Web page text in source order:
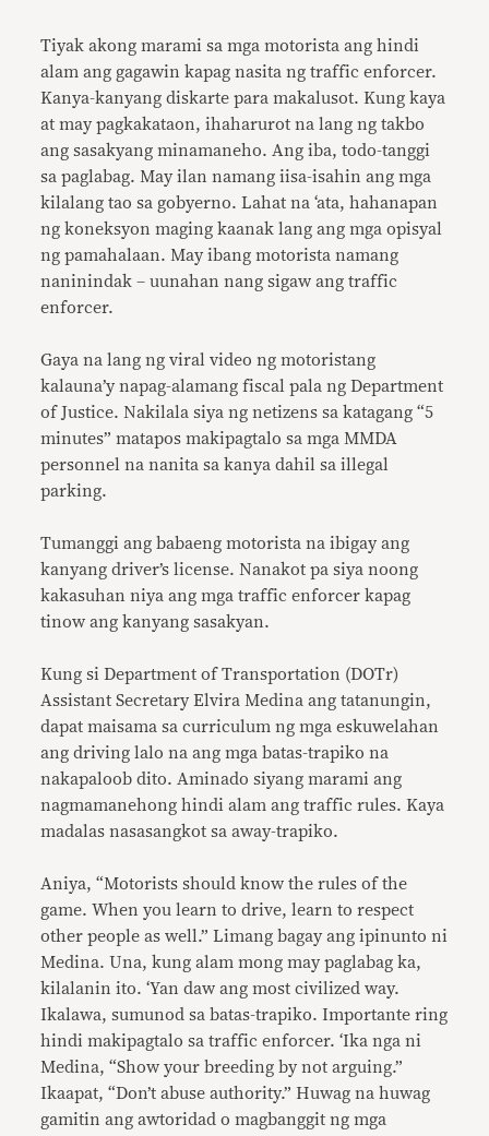
Tiyak akong marami sa mga moto­rista ang hindi
alam ang gagawin kapag nasita ng traffic enforcer.
Kanya-kanyang diskarte para makalusot. Kung kaya
at may pagkakataon, ihaharurot na lang ng takbo
ang sasakyang minamaneho. Ang iba, todo-tanggi
sa paglabag. May ilan namang iisa-isahin ang mga
kila­lang tao sa gobyerno. Lahat na ‘ata, haha­napan
ng koneksyon maging kaanak lang ang mga opisyal
ng pamahalaan. May ibang motorista namang
naninindak – uunahan nang sigaw ang traffic
enforcer.
Gaya na lang ng viral video ng motoristang
kalauna’y napag-alamang fiscal pala ng Department
of Justice. Nakilala siya ng netizens sa katagang “5
minutes” matapos makipagtalo sa mga MMDA
personnel na nanita sa kanya dahil sa illegal
parking.
Tumanggi ang babaeng motorista na ibi­gay ang
kanyang dri­ver’s license. Nanakot pa siya noong
kakasuhan niya ang mga traffic enfor­cer kapag
tinow ang kanyang sasakyan.
Kung si Department of Transportation (DOTr)
Assistant Secretary Elvira Medina ang tatanungin,
dapat maisama sa curriculum ng mga eskuwelahan
ang dri­ving lalo na ang mga batas-trapiko na
nakapaloob dito. Aminado siyang marami ang
nagmamanehong hindi alam ang traffic rules. Kaya
madalas nasasangkot sa away-trapiko.
Aniya, “Motorists should know the rules of the
game. When you learn to drive, learn to respect
other people as well.” Limang bagay ang ipinunto ni
Medina. Una, kung alam mong may paglabag ka,
kilalanin ito. ‘Yan daw ang most civilized way.
Ikalawa, sumunod sa batas-trapiko. Importante ring
hindi makipagtalo sa traffic enfor­cer. ‘Ika nga ni
Medina, “Show your breeding by not arguing.”
Ikaapat, “Don’t abuse authority.” Huwag na huwag
gamitin ang awtoridad o magbanggit ng mga